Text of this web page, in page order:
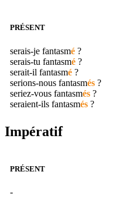
PRÉSENT
serais-je fantasmé ?
serais-tu fantasmé ?
serait-il fantasmé ?
serions-nous fantasmés ?
seriez-vous fantasmés ?
seraient-ils fantasmés ?
Impératif
PRÉSENT
-